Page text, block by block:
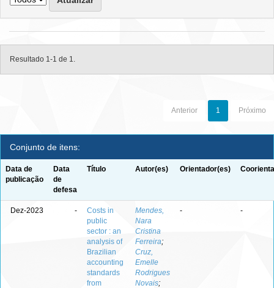
Resultado 1-1 de 1.
Anterior 1 Próximo
Conjunto de itens:
Data de
publicação
Data
de
defesa
Título Autor(es) Orientador(es)
Dez-2023 -
Costs in
public
sector : an
analysis of
Brazilian
accounting
standards
from
Mendes,
Nara
Cristina
Ferreira;
Cruz,
Emelle
Rodrigues
Novais;
- -